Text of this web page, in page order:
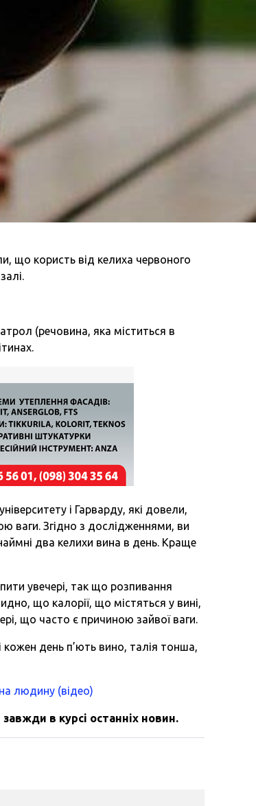
що користь від келиха червоного
(речовина, яка міститься в
і Гарварду, які довели,
ваги. Згідно з дослідженнями, ви
два келихи вина в день. Краще
увечері, так що розпивання
що калорії, що містяться у вині,
що часто є причиною зайвої ваги.
кожен день п’ють вино, талія тонша,
людину (відео)
завжди в курсі останніх новин.